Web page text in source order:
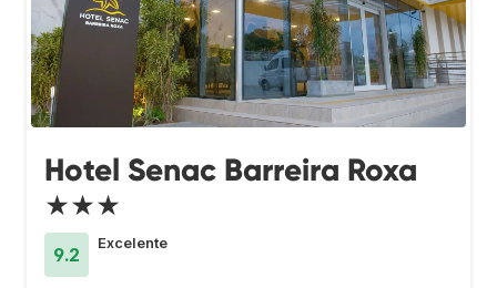
Hotel Senac Barreira Roxa
★★★
9.2
Excelente